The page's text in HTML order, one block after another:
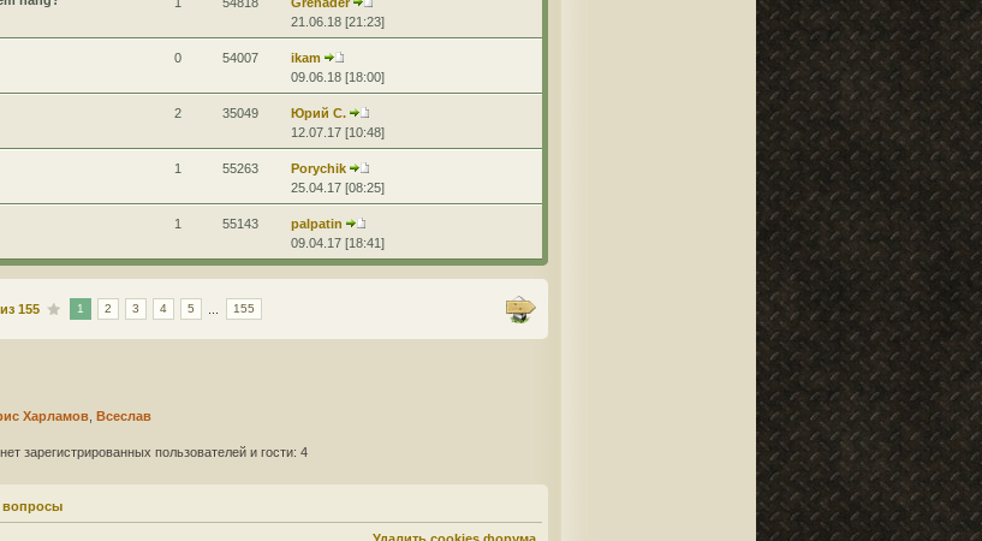
21.06.18 [21:23]
0 54007
ikam
09.06.18 [18:00]
2 35049
Юрий С.
12.07.17 [10:48]
1 55263
Porychik
25.04.17 [08:25]
1 55143
palpatin
09.04.17 [18:41]
155 1 2 3 4 5 155
Харламов Всеслав
зарегистрированных пользователей и гости: 4
вопросы